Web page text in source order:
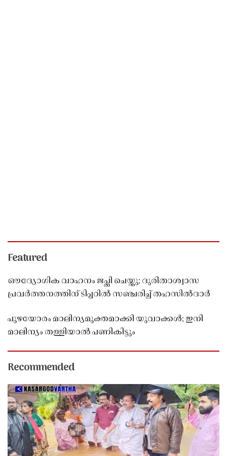
Featured
ഔദ്യോഗിക വാഹനം ജപ്തി ചെയ്തു; ദുരിതാശ്വാസ
പ്രവർത്തനത്തിന് ടിപ്പറിൽ സഞ്ചരിച്ച് തഹസിൽദാർ
പുഴയോരം മാലിന്യമുക്തമാക്കി യുവാക്കൾ; ഇനി
മാലിന്യം തള്ളിയാൽ പണികിട്ടും
Recommended